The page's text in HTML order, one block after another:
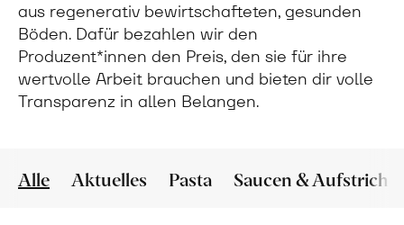
aus regenerativ bewirtschafteten, gesunden
Böden. Dafür bezahlen wir den
Produzent*innen den Preis, den sie für ihre
wertvolle Arbeit brauchen und bieten dir volle
Transparenz in allen Belangen.
Alle Aktuelles Pasta Saucen & Aufstriche